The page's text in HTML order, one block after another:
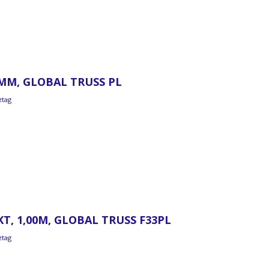
GLOBAL TRUSS PL
1,00M, GLOBAL TRUSS F33PL